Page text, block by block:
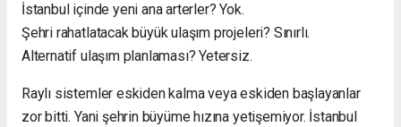
İstanbul içinde yeni ana arterler? Yok.
Şehri rahatlatacak büyük ulaşım projeleri? Sınırlı.
Alternatif ulaşım planlaması? Yetersiz.
Raylı sistemler eskiden kalma veya eskiden başlayanlar
zor bitti. Yani şehrin büyüme hızına yetişemiyor. İstanbul